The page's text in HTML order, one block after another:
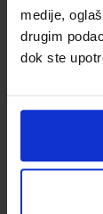
medije,
drugim
dok ste